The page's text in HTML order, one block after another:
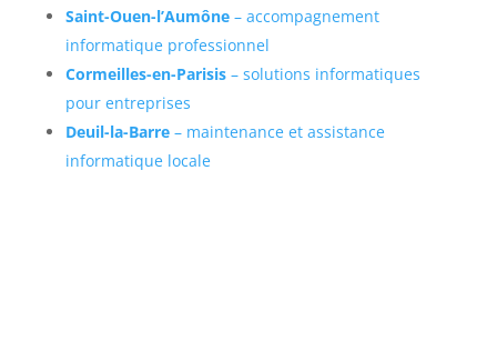
Saint-Ouen-l’Aumône– accompagnement
informatique professionnel
Cormeilles-en-Parisis– solutions informatiques
pour entreprises
Deuil-la-Barre– maintenance et assistance
informatique locale